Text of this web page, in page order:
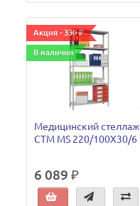
Акция - 330 ₽
В наличии
Медицинский стеллаж
СТМ MS 220/100Х30/6
6 089 ₽